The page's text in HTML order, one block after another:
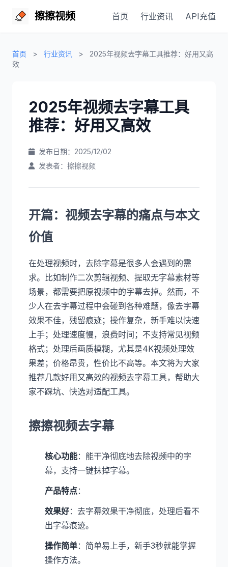
擦擦视频 首页 行业资讯 API充值
首页 > 行业资讯 >
2025年视频去字幕工具推荐：好用又高
效
2025年视频去字幕工具
推荐：好用又高效
发布日期：2025/12/02
发表者：擦擦视频
开篇：视频去字幕的痛点与本文
价值
在处理视频时，去除字幕是很多人会遇到的需
求。比如制作二次剪辑视频、提取无字幕素材等
场景，都需要把原视频中的字幕去掉。然而，不
少人在去字幕过程中会碰到各种难题，像去字幕
效果不佳，残留痕迹；操作复杂，新手难以快速
上手；处理速度慢，浪费时间；不支持常见视频
格式；处理后画质模糊，尤其是4K视频处理效
果差；价格昂贵，性价比不高等。本文将为大家
推荐几款好用又高效的视频去字幕工具，帮助大
家不踩坑、快选对适配工具。
擦擦视频去字幕
核心功能：能干净彻底地去除视频中的字
幕，支持一键抹掉字幕。
产品特点：
效果好：去字幕效果干净彻底，处理后看不
出字幕痕迹。
操作简单：简单易上手，新手3秒就能掌握
操作方法。